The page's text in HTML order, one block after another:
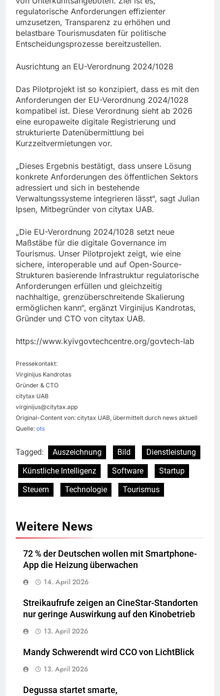
regulatorische Anforderungen effizienter
umzusetzen, Transparenz zu erhöhen und
belastbare Tourismusdaten für politische
Entscheidungsprozesse bereitzustellen.
Ausrichtung an EU-Verordnung 2024/1028
Das Pilotprojekt ist so konzipiert, dass es mit den
Anforderungen der EU-Verordnung 2024/1028
kompatibel ist. Diese Verordnung sieht ab 2026
eine europaweite digitale Registrierung und
strukturierte Datenübermittlung bei
Kurzzeitvermietungen vor.
„Dieses Ergebnis bestätigt, dass unsere Lösung
konkrete Anforderungen des öffentlichen Sektors
adressiert und sich in bestehende
Verwaltungssysteme integrieren lässt“, sagt Julian
Ipsen, Mitbegründer von citytax UAB.
„Die EU-Verordnung 2024/1028 setzt neue
Maßstäbe für die digitale Governance im
Tourismus. Unser Pilotprojekt zeigt, wie eine
sichere, interoperable und auf Open-Source-
Strukturen basierende Infrastruktur regulatorische
Anforderungen erfüllen und gleichzeitig
nachhaltige, grenzüberschreitende Skalierung
ermöglichen kann“, ergänzt Virginijus Kandrotas,
Gründer und CTO von citytax UAB.
https://www.kyivgovtechcentre.org/govtech-lab
Pressekontakt:
Virginijus Kandrotas
Gründer & CTO
citytax UAB
virginijus@citytax.app
Original-Content von: citytax UAB, übermittelt durch news aktuell
Quelle: ots
Tagged: Auszeichnung Bild
Dienstleistung
Künstliche Intelligenz
Software
Startup
Steuern
Technologie Tourismus
Weitere News
72 % der Deutschen wollen mit Smartphone-
App die Heizung überwachen
14. April 2026
Streikaufrufe zeigen an CineStar-Standorten
nur geringe Auswirkung auf den Kinobetrieb
13. April 2026
Mandy Schwerendt wird CCO von LichtBlick
13. April 2026
Degussa startet smarte,